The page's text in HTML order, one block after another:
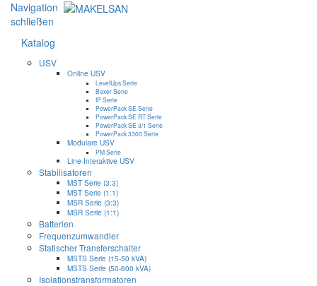
Navigation
schließen
Katalog
USV
Online USV
LevelUps Serie
Boxer Serie
IP Serie
PowerPack SE Serie
PowerPack SE RT Serie
PowerPack SE 3/1 Serie
PowerPack 3300 Serie
Modulare USV
PM Serie
Line-Interaktive USV
Stabilisatoren
MST Serie (3:3)
MST Serie (1:1)
MSR Serie (3:3)
MSR Serie (1:1)
Batterien
Frequenzumwandler
Statischer Transferschalter
MSTS Serie (15-50 kVA)
MSTS Serie (50-600 kVA)
Isolationstransformatoren